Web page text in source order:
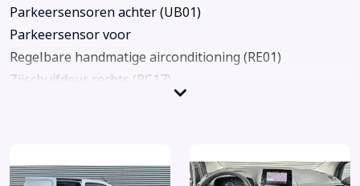
Parkeersensoren achter (UB01)
Parkeersensor voor
Regelbare handmatige airconditioning (RE01)
Zijschuifdeur rechts (PC17)
Anti doorSlip Regeling